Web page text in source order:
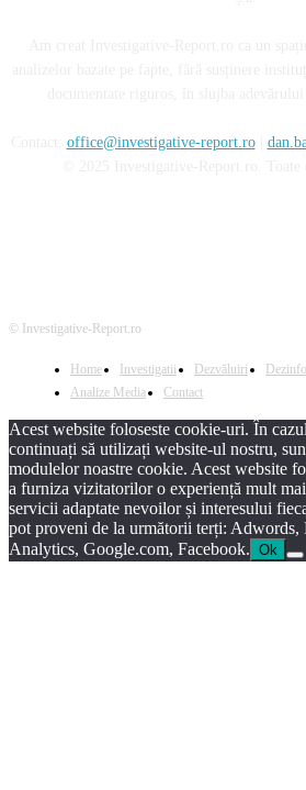
office@investigative-report.ro|
© Investigative-Report.ro
Home Investigatii Dezvăluiri
Analize Media
Contact
Acest website foloseste cookie-uri. În
continuați să utilizați website-ul nostru,
modulelor noastre cookie. Acest website
a furniza vizitatorilor o experiență mult
servicii adaptate nevoilor și interesului
pot proveni de la următorii terți:
Analytics, Google.com, Facebook. Ok